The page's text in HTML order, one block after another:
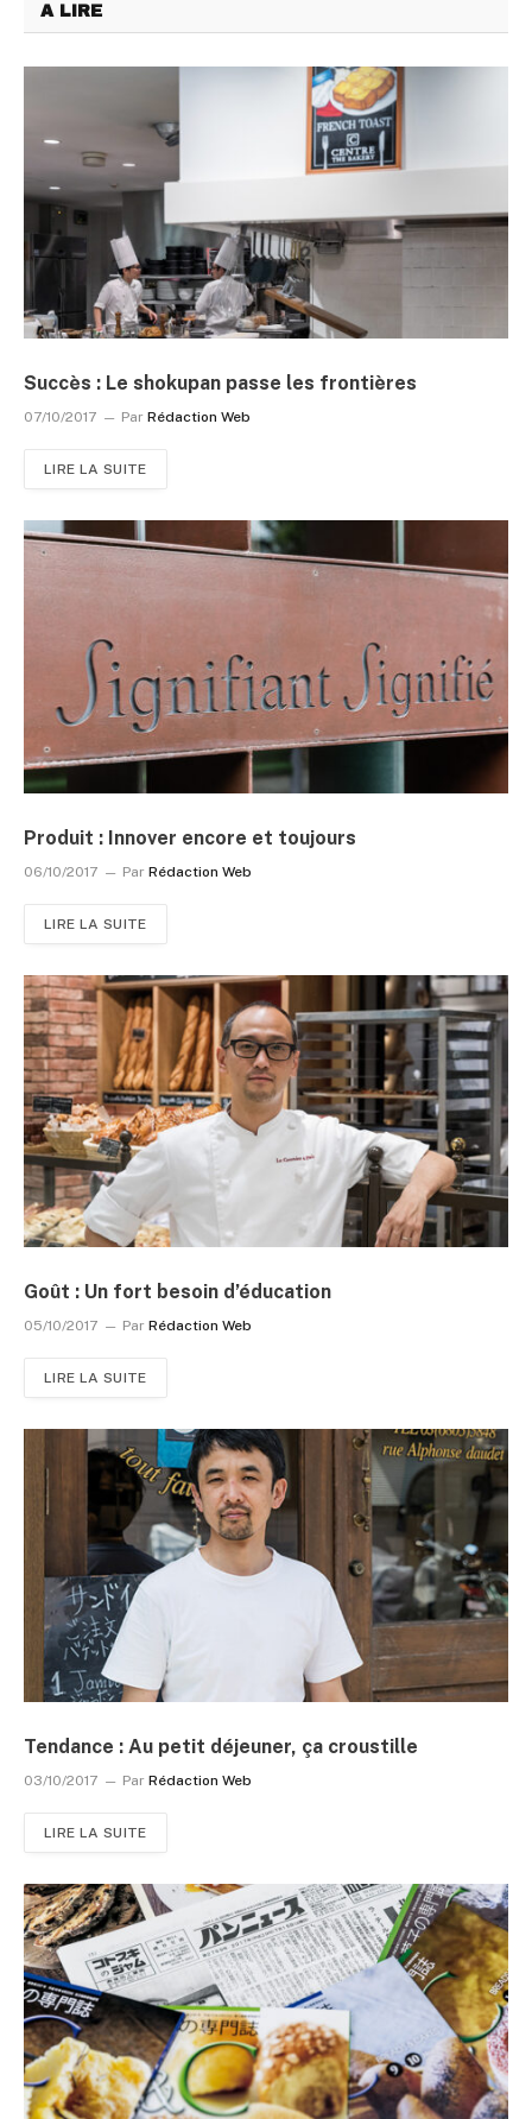
A LIRE
Succès : Le shokupan passe les frontières
07/10/2017 Par Rédaction Web
LIRE LA SUITE
Produit : Innover encore et toujours
06/10/2017 Par Rédaction Web
LIRE LA SUITE
Goût : Un fort besoin d’éducation
05/10/2017 Par Rédaction Web
LIRE LA SUITE
Tendance : Au petit déjeuner, ça croustille
03/10/2017 Par Rédaction Web
LIRE LA SUITE